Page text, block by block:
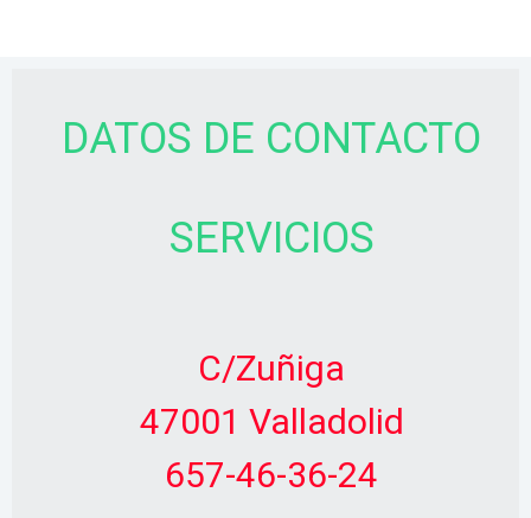
DATOS DE CONTACTO
SERVICIOS
C/Zuñiga
47001 Valladolid
657-46-36-24